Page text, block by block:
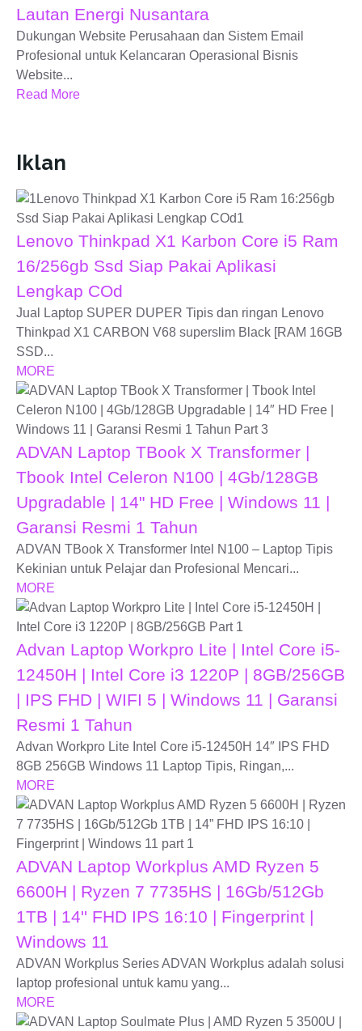
Lautan Energi Nusantara
Dukungan Website Perusahaan dan Sistem Email
Profesional untuk Kelancaran Operasional Bisnis
Website...
Read More
Iklan
Lenovo Thinkpad X1 Karbon Core i5 Ram
16/256gb Ssd Siap Pakai Aplikasi
Lengkap COd
Jual Laptop SUPER DUPER Tipis dan ringan Lenovo
Thinkpad X1 CARBON V68 superslim Black [RAM 16GB
SSD...
MORE
ADVAN Laptop TBook X Transformer |
Tbook Intel Celeron N100 | 4Gb/128GB
Upgradable | 14" HD Free | Windows 11 |
Garansi Resmi 1 Tahun
ADVAN TBook X Transformer Intel N100 – Laptop Tipis
Kekinian untuk Pelajar dan Profesional Mencari...
MORE
Advan Laptop Workpro Lite | Intel Core i5-
12450H | Intel Core i3 1220P | 8GB/256GB
| IPS FHD | WIFI 5 | Windows 11 | Garansi
Resmi 1 Tahun
Advan Workpro Lite Intel Core i5-12450H 14″ IPS FHD
8GB 256GB Windows 11 Laptop Tipis, Ringan,...
MORE
ADVAN Laptop Workplus AMD Ryzen 5
6600H | Ryzen 7 7735HS | 16Gb/512Gb
1TB | 14'' FHD IPS 16:10 | Fingerprint |
Windows 11
ADVAN Workplus Series ADVAN Workplus adalah solusi
laptop profesional untuk kamu yang...
MORE